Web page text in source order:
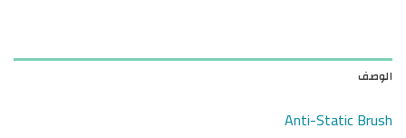
الوصف
Anti-Static Brush